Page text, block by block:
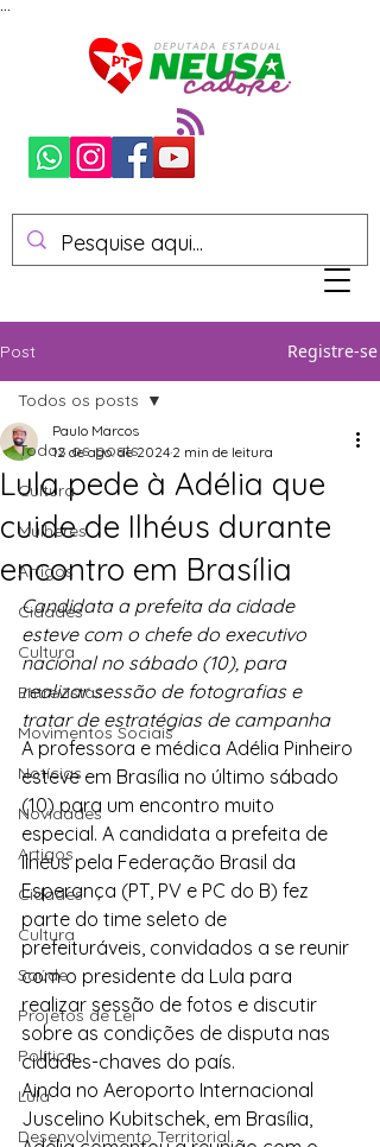
Post Registre-se
Todos os posts
Cultura
Mulheres
Artigos
Cidades
Cultura
Entrevistas
Movimentos Sociais
Notícias
Novidades
Artigos
Cidades
Cultura
Saúde
Projetos de Lei
Política
Lula
Desenvolvimento Territorial
Todos os posts
Lula pede à Adélia que
cuide de Ilhéus durante
encontro em Brasília
Paulo Marcos
12 de ago. de 2024 2 min de leitura
Candidata a prefeita da cidade
esteve com o chefe do executivo
nacional no sábado (10), para
realizar sessão de fotografias e
tratar de estratégias de campanha
A professora e médica Adélia Pinheiro
esteve em Brasília no último sábado
(10) para um encontro muito
especial. A candidata a prefeita de
Ilhéus pela Federação Brasil da
Esperança (PT, PV e PC do B) fez
parte do time seleto de
prefeituráveis, convidados a se reunir
com o presidente da Lula para
realizar sessão de fotos e discutir
sobre as condições de disputa nas
cidades-chaves do país.
Ainda no Aeroporto Internacional
Juscelino Kubitschek, em Brasília,